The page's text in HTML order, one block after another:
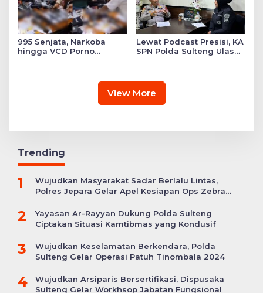
995 Senjata, Narkoba
hingga VCD Porno
Lewat Podcast Presisi, KA
SPN Polda Sulteng Ulas
OBE
View More
Trending
1
Wujudkan Masyarakat Sadar Berlalu Lintas,
Polres Jepara Gelar Apel Kesiapan Ops Zebra
2
Yayasan Ar-Rayyan Dukung Polda Sulteng
Ciptakan Situasi Kamtibmas yang Kondusif
3
Wujudkan Keselamatan Berkendara, Polda
Sulteng Gelar Operasi Patuh Tinombala 2024
4
Wujudkan Arsiparis Bersertifikasi, Dispusaka
Sulteng Gelar Workhsop Jabatan Fungsional